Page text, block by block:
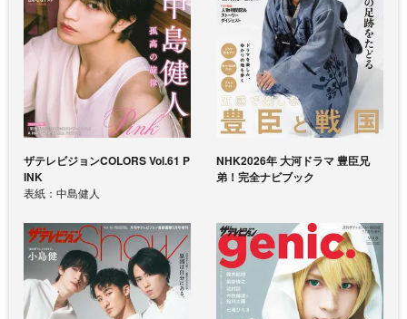
ザテレビジョンCOLORS Vol.61 P
INK
表紙：中島健人
NHK2026年 大河ドラマ 豊臣兄
弟！完全ナビブック